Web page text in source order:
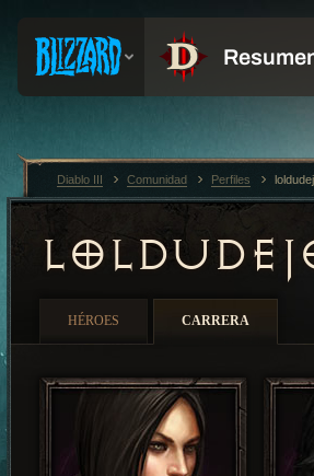
HÉROES CARRERA
Diablo III Comunidad Perfiles